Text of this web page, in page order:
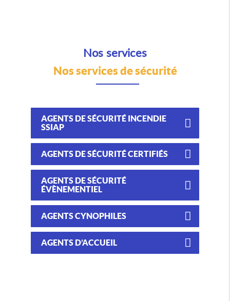
Nos services
Nos services de sécurité
AGENTS DE SÉCURITÉ INCENDIE
SSIAP
AGENTS DE SÉCURITÉ CERTIFIÉS
AGENTS DE SÉCURITÉ
ÉVÈNEMENTIEL
AGENTS CYNOPHILES
AGENTS D’ACCUEIL